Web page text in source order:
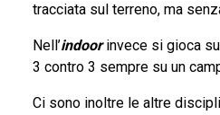
MURO
INDOOR
tracciata sul terreno, ma
Nell’indoorinvece si gioca
3 contro 3 sempre su un
Ci sono inoltre le altre